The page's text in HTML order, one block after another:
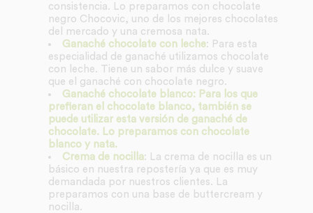
consistencia. Lo preparamos con chocolate
negro Chocovic, uno de los mejores chocolates
del mercado y una cremosa nata.
Ganaché chocolate con leche: Para esta
especialidad de ganaché utilizamos chocolate
con leche. Tiene un sabor más dulce y suave
que el ganaché con chocolate negro.
Ganaché chocolate blanco: Para los que
prefieran el chocolate blanco, también se
puede utilizar esta versión de ganaché de
chocolate. Lo preparamos con chocolate
blanco y nata.
Crema de nocilla: La crema de nocilla es un
básico en nuestra repostería ya que es muy
demandada por nuestros clientes. La
preparamos con una base de buttercream y
nocilla.